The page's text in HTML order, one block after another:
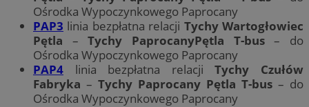
Ośrodka Wypoczynkowego Paprocany
PAP3 linia bezpłatna relacji Tychy Wartogłowiec
Pętla –Tychy PaprocanyPętla T-bus– do
Ośrodka Wypoczynkowego Paprocany
PAP4 linia bezpłatna relacjiTychy Czułów
Fabryka – Tychy Paprocany Pętla T-bus – do
Ośrodka Wypoczynkowego Paprocany